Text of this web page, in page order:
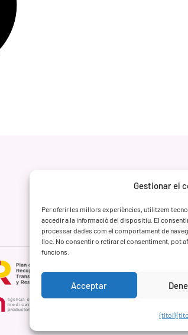
Gestionar el
Per oferir les millors experiències, utilitzem
accedir a la informació del dispositiu. El
processar dades com el comportament de
lloc. No consentir o retirar el consentiment, pot
funcions.
Acceptar
{títol}